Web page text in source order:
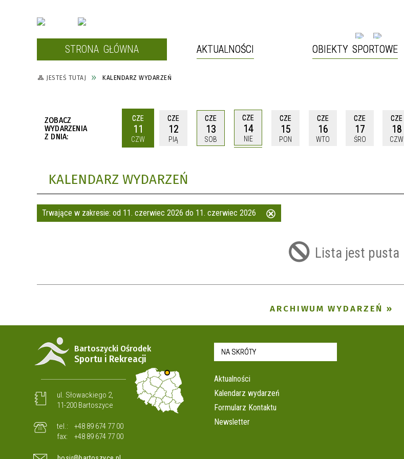
STRONA GŁÓWNA AKTUALNOŚCI OBIEKTY SPORTOWE
SIŁOWNIA PRZY UL. SŁOWACKIEGO 2
CENTRUM AKTYWIZACJI SPORTOWO-
BASEN MIEJSKI PRZY UL.
LIMANOWSKIEGO
ORLIK 2012 PRZY UL. BEMA
JESTEŚ TUTAJ KALENDARZ WYDARZEŃ
ZOBACZ
WYDARZENIA
Z DNIA:
CZE
11
CZW
CZE
12
PIĄ
CZE
13
SOB
CZE
14
NIE
CZE
15
PON
CZE
16
WTO
CZE
17
ŚRO
CZE
18
CZW
KALENDARZ WYDARZEŃ
Trwające w zakresie: od 11. czerwiec 2026 do 11. czerwiec 2026
Lista jest pusta
ARCHIWUM WYDARZEŃ
Bartoszycki Ośrodek
Sportu i Rekreacji
ul. Słowackiego 2,
11-200 Bartoszyce
tel.:
+48 89 674 77 00
fax:
+48 89 674 77 00
NA SKRÓTY
Aktualności
Kalendarz wydarzeń
Formularz Kontaktu
Newsletter